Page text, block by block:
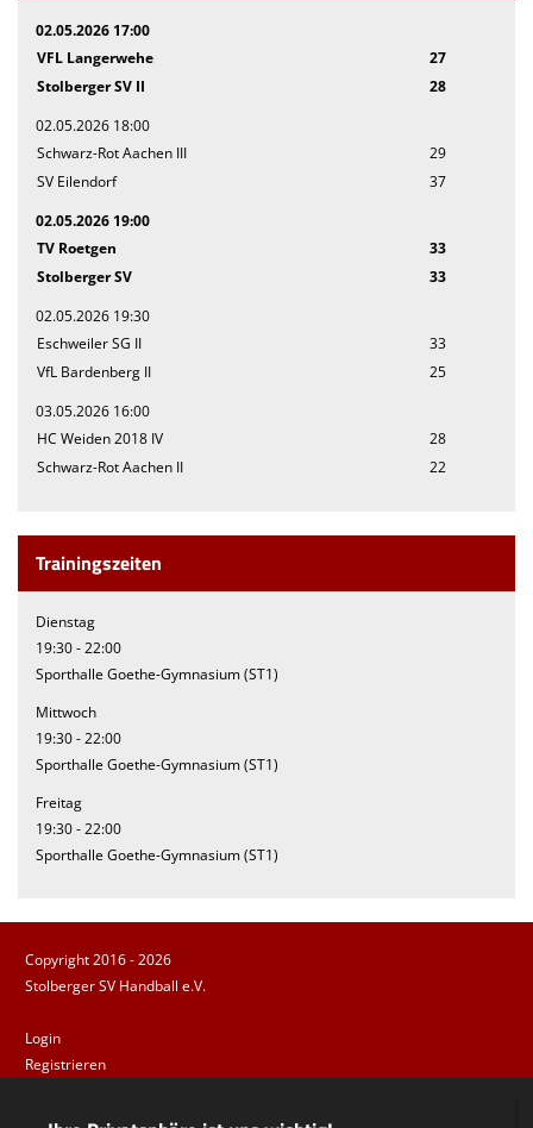
02.05.2026 17:00
VFL Langerwehe
27
Stolberger SV II
28
02.05.2026 18:00
Schwarz-Rot Aachen III
29
SV Eilendorf
37
02.05.2026 19:00
TV Roetgen
33
Stolberger SV
33
02.05.2026 19:30
Eschweiler SG II
33
VfL Bardenberg II
25
03.05.2026 16:00
HC Weiden 2018 IV
28
Schwarz-Rot Aachen II
22
Trainingszeiten
Dienstag
19:30 - 22:00
Sporthalle Goethe-Gymnasium (ST1)
Mittwoch
19:30 - 22:00
Sporthalle Goethe-Gymnasium (ST1)
Freitag
19:30 - 22:00
Sporthalle Goethe-Gymnasium (ST1)
Copyright 2016 - 2026
Stolberger SV Handball e.V.
Login
Registrieren